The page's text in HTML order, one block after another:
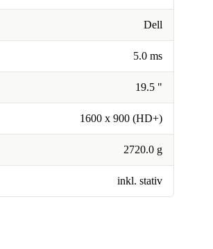
Dell
5.0 ms
19.5 "
1600 x 900 (HD+)
2720.0 g
inkl. stativ